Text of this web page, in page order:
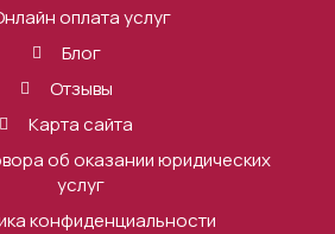
оплата услуг
Блог
Отзывы
Карта сайта
об оказании юридических
услуг
конфиденциальности